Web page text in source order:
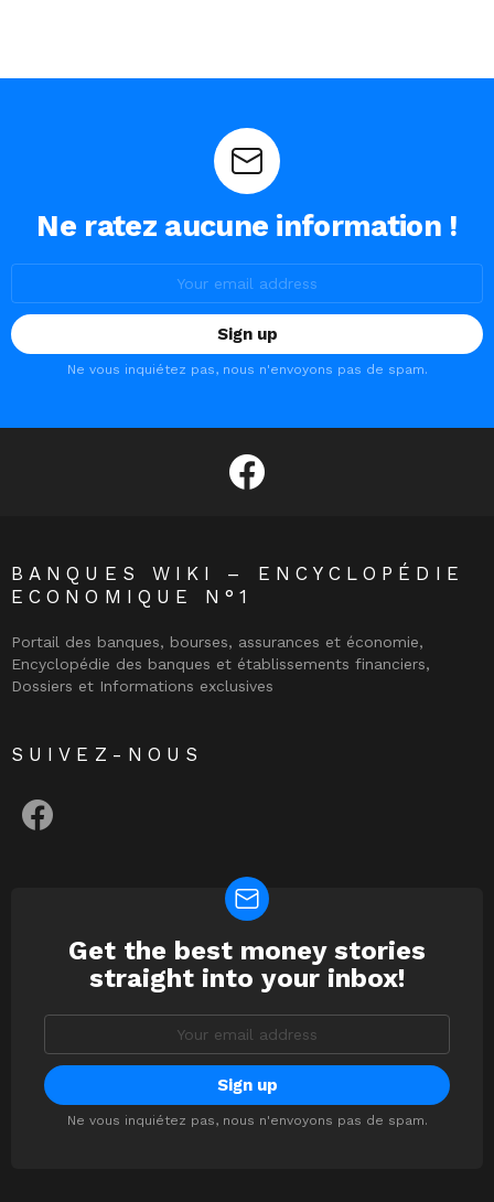
Ne ratez aucune information !
Ne vous inquiétez pas, nous n'envoyons pas de spam.
facebook
BANQUES WIKI – ENCYCLOPÉDIE
ECONOMIQUE N°1
Portail des banques, bourses, assurances et économie,
Encyclopédie des banques et établissements financiers,
Dossiers et Informations exclusives
SUIVEZ-NOUS
NEWSLETTER
Get the best money stories
straight into your inbox!
Ne vous inquiétez pas, nous n'envoyons pas de spam.